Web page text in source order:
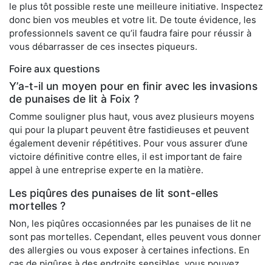
le plus tôt possible reste une meilleure initiative. Inspectez
donc bien vos meubles et votre lit. De toute évidence, les
professionnels savent ce qu’il faudra faire pour réussir à
vous débarrasser de ces insectes piqueurs.
Foire aux questions
Y’a-t-il un moyen pour en finir avec les invasions
de punaises de lit à Foix ?
Comme souligner plus haut, vous avez plusieurs moyens
qui pour la plupart peuvent être fastidieuses et peuvent
également devenir répétitives. Pour vous assurer d’une
victoire définitive contre elles, il est important de faire
appel à une entreprise experte en la matière.
Les piqûres des punaises de lit sont-elles
mortelles ?
Non, les piqûres occasionnées par les punaises de lit ne
sont pas mortelles. Cependant, elles peuvent vous donner
des allergies ou vous exposer à certaines infections. En